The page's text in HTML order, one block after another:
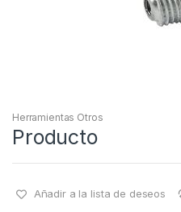
Herramientas Otros
Producto
Añadir a la lista de deseos